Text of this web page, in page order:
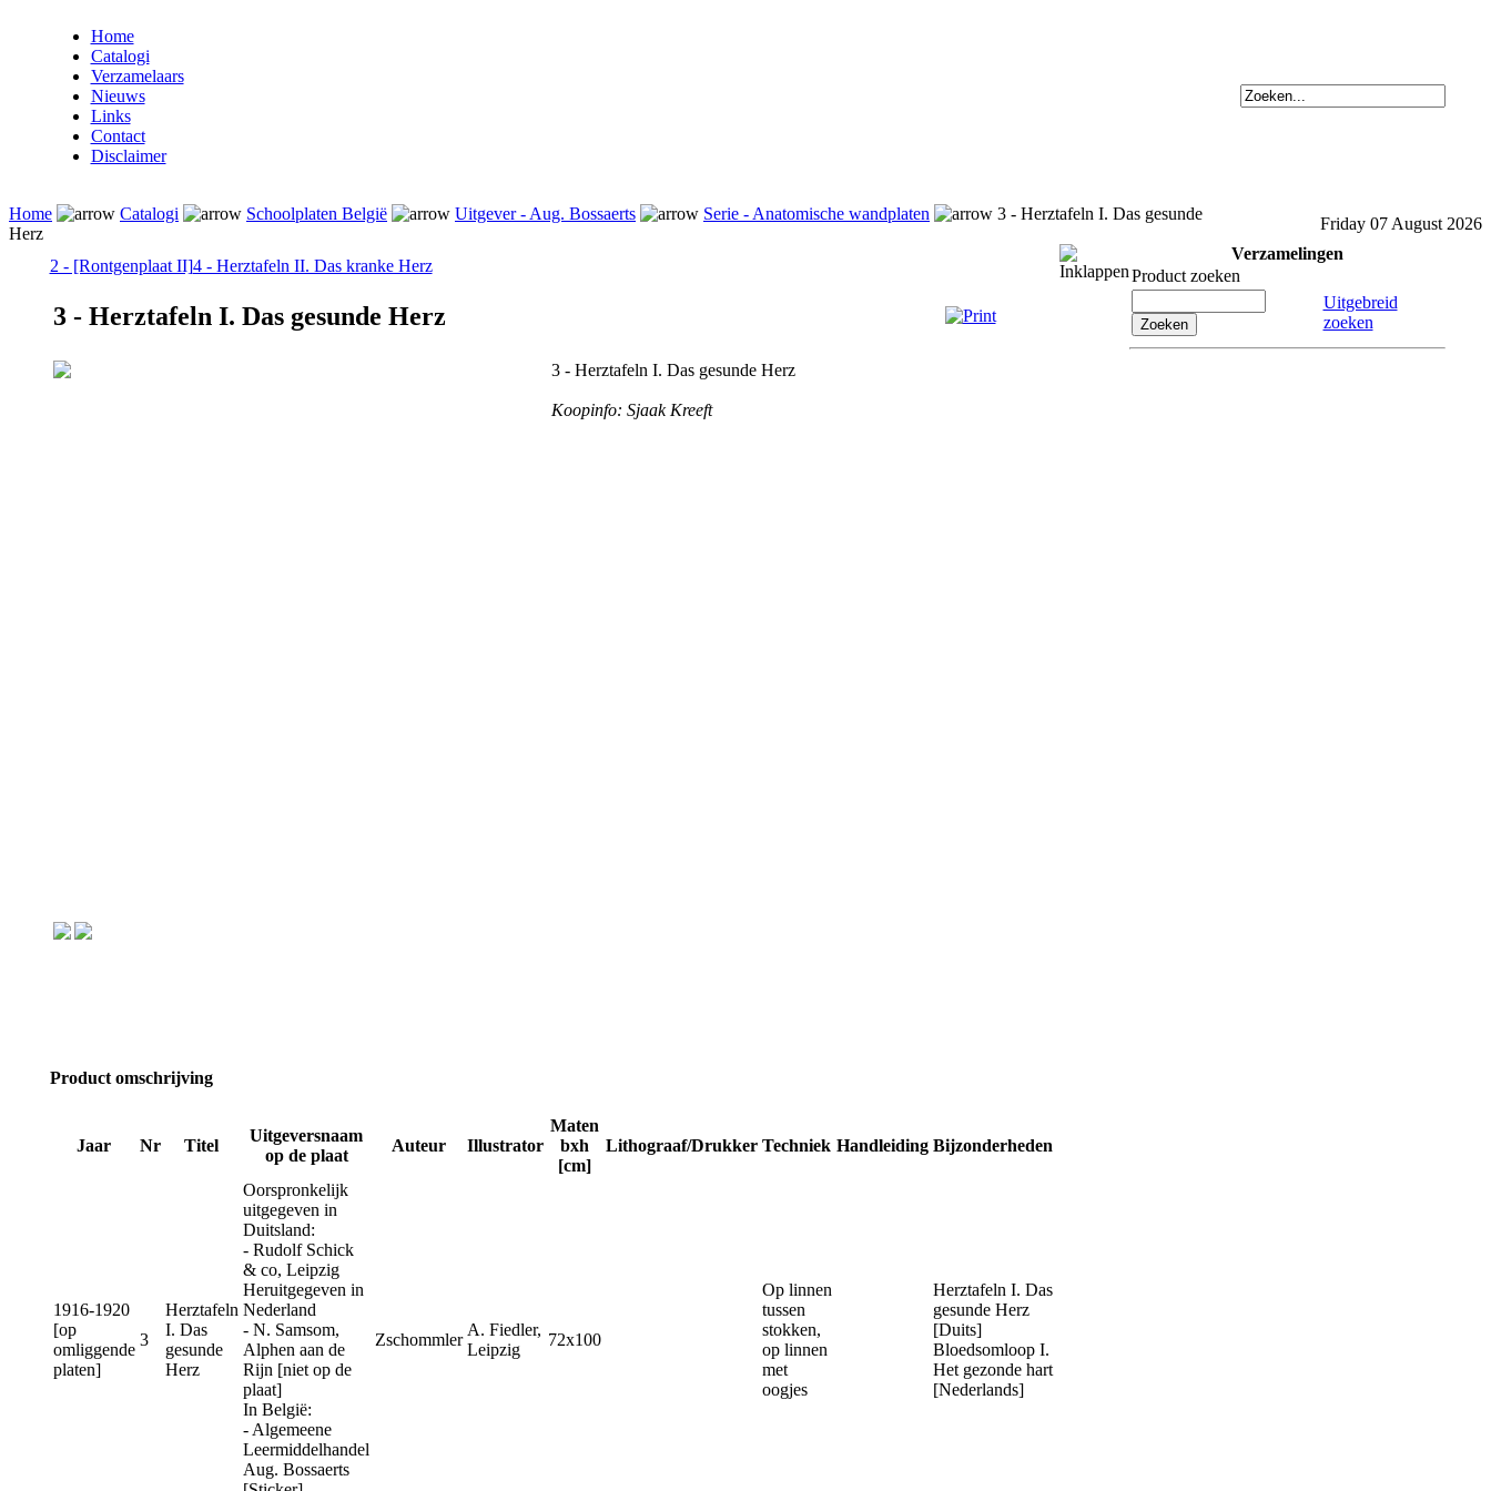
Home
Catalogi
Verzamelaars
Nieuws
Links
Contact
Disclaimer
Home Catalogi Schoolplaten België Uitgever - Aug. Bossaerts Serie - Anatomische wandplaten
3 - Herztafeln I. Das gesunde
Herz
Friday 07 August 2026
2 - [Rontgenplaat II]4 - Herztafeln II. Das kranke Herz
3 - Herztafeln I. Das gesunde Herz
3 - Herztafeln I. Das gesunde Herz
Koopinfo: Sjaak Kreeft
Product omschrijving
Jaar Nr Titel
Uitgeversnaam
op de plaat
Auteur Illustrator
Maten
bxh
[cm]
Lithograaf/Drukker Techniek Handleiding Bijzonderheden
1916-1920
[op
omliggende
platen]
3
Herztafeln
I. Das
gesunde
Herz
Oorspronkelijk
uitgegeven in
Duitsland:
- Rudolf Schick
& co, Leipzig
Heruitgegeven in
Nederland
- N. Samsom,
Alphen aan de
Rijn [niet op de
plaat]
In België:
- Algemeene
Leermiddelhandel
Aug. Bossaerts
Zschommler
A. Fiedler,
Leipzig
72x100
Op linnen
tussen
stokken,
op linnen
met
oogjes
Herztafeln I. Das
gesunde Herz
[Duits]
Bloedsomloop I.
Het gezonde hart
[Nederlands]
Verzamelingen
Product zoeken
Uitgebreid
zoeken